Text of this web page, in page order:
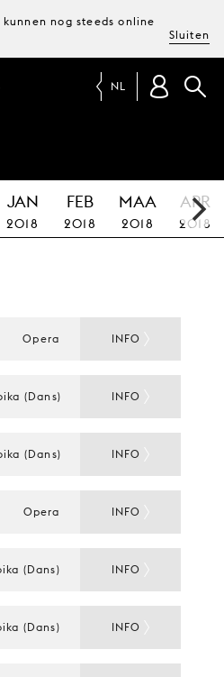
nog steeds online
Sluiten
NL
JAN
2018
FEB
2018
MAA
2018
APR
2018
Opera INFO
(Dans) INFO
(Dans) INFO
Opera INFO
(Dans) INFO
(Dans) INFO